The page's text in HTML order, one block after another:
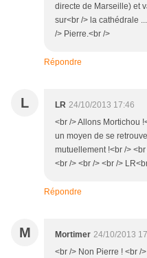
directe de Marseille) et
sur<br /> la cathédrale
/> Pierre.<br />
Répondre
L LR 24/10/2013 17:46
<br /> Allons Mortichou
un moyen de se
mutuellement !<br />
<br /> <br /> <br />
Répondre
M Mortimer 24/10/2013
<br /> Non Pierre ! <br /